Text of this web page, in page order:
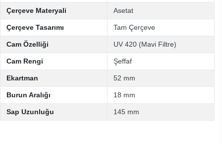
Çerçeve Materyali Asetat
Çerçeve Tasarımı Tam Çerçeve
Cam Özelliği UV 420 (Mavi Filtre)
Cam Rengi Şeffaf
Ekartman 52 mm
Burun Aralığı 18 mm
Sap Uzunluğu 145 mm